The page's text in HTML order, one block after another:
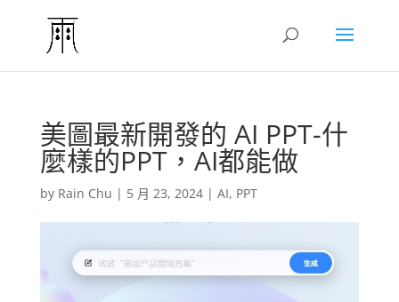
美圖最新開發的 AI PPT-什
麼樣的PPT，AI都能做
by Rain Chu | 5 月 23, 2024| AI, PPT